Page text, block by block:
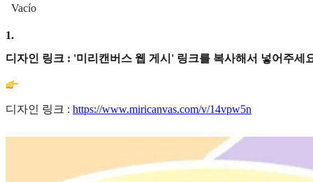
Vacío
1.
디자인 링크 : '미리캔버스 웹 게시' 링크를 복사해서 넣어주세
디자인 링크 : https://www.miricanvas.com/v/14vpw5n